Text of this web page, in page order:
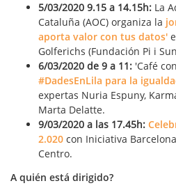
5/03/2020 9.15 a 14.15h: La
Cataluña (AOC) organiza la
aporta valor con tus datos'
Golferichs (Fundación Pi i
6/03/2020 de 9 a 11: 'Café
#DadesEnLila para la
expertas Nuria Espuny,
Marta Delatte.
9/03/2020 a las 17.45h:
2.020 con Iniciativa
Centro.
A quién está dirigido?